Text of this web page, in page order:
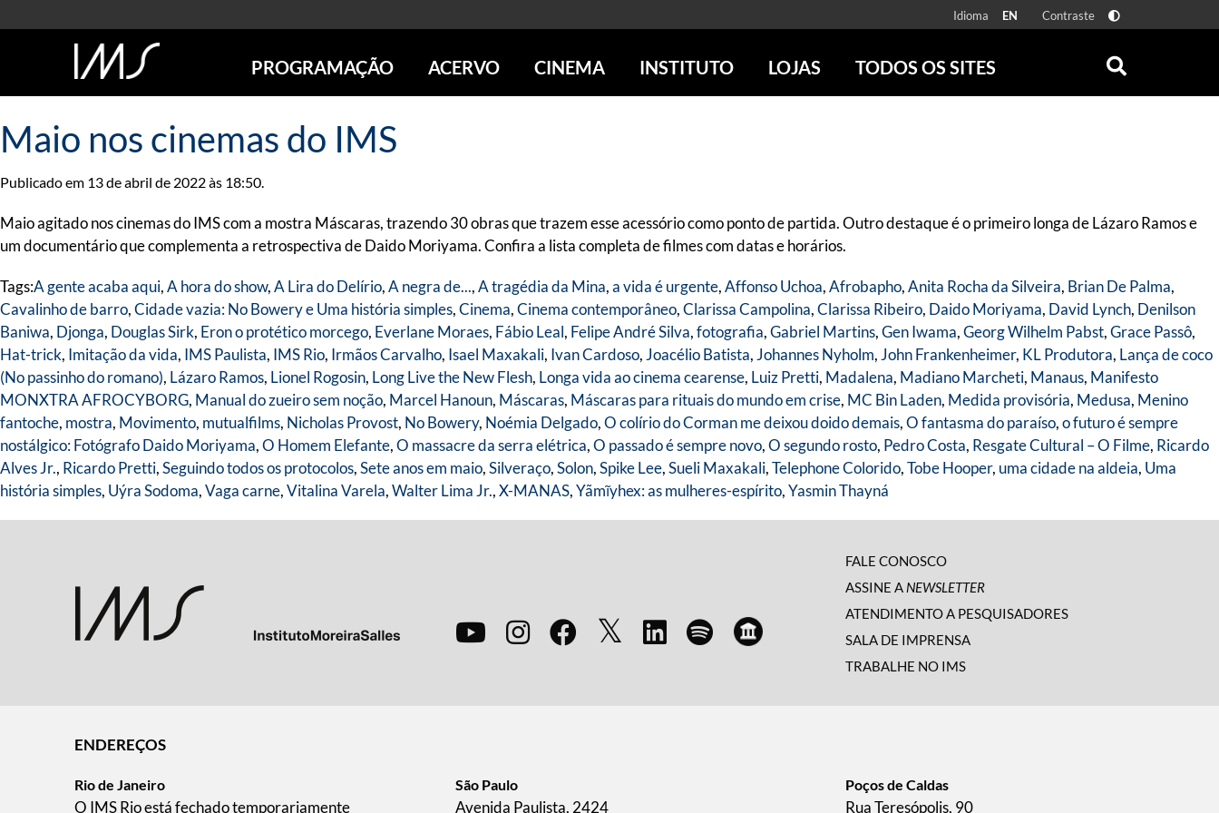
Idioma EN Contraste
PROGRAMAÇÃO
SÃO PAULO
FUTURAS
ANTERIORES
TOURS VIRTUAIS
VISITAS MEDIADAS
ACERVO
BIBLIOTECA DE FOTOGRAFIA
DESTAQUES DE A a Z
PROGRAMA CONVIDA
POR DENTRO DO ACERVO
CINEMA
REVISTAS DE PROGRAMAÇÃO
INSTITUTO
QUEM SOMOS
EDUCAÇÃO
ESCOLA ESCUTA
PUBLICAÇÕES E DVDs
LOJAS TODOS OS SITES
TESTEMUNHA OCULAR
SERROTE
VER TODOS
Maio nos cinemas do IMS
Publicado em 13 de abril de 2022 às 18:50.
Maio agitado nos cinemas do IMS com a mostra Máscaras, trazendo 30 obras que trazem esse acessório como ponto de partida. Outro destaque é o primeiro longa de Lázaro Ramos e
um documentário que complementa a retrospectiva de Daido Moriyama. Confira a lista completa de filmes com datas e horários.
Tags:A gente acaba aqui,A hora do show,A Lira do Delírio,A negra de...,A tragédia da Mina,a vida é urgente,Affonso Uchoa,Afrobapho,Anita Rocha da Silveira, Brian De Palma,
Cavalinho de barro,Cidade vazia: No Bowery e Uma história simples,Cinema,Cinema contemporâneo,Clarissa Campolina,Clarissa Ribeiro, Daido Moriyama, David Lynch, Denilson
Baniwa, Djonga, Douglas Sirk, Eron o protético morcego, Everlane Moraes, Fábio Leal, Felipe André Silva,fotografia,Gabriel Martins,Gen Iwama,Georg Wilhelm Pabst,Grace Passô,
Hat-trick, Imitação da vida, IMS Paulista, IMS Rio, Irmãos Carvalho, Isael Maxakali, Ivan Cardoso, Joacélio Batista, Johannes Nyholm, John Frankenheimer, KL Produtora, Lança de coco
(No passinho do romano), Lázaro Ramos, Lionel Rogosin, Long Live the New Flesh, Longa vida ao cinema cearense, Luiz Pretti, Madalena, Madiano Marcheti, Manaus, Manifesto
MONXTRA AFROCYBORG, Manual do zueiro sem noção, Marcel Hanoun, Máscaras, Máscaras para rituais do mundo em crise, MC Bin Laden, Medida provisória, Medusa, Menino
fantoche, mostra, Movimento, mutualfilms, Nicholas Provost, No Bowery, Noémia Delgado,O colírio do Corman me deixou doido demais,O fantasma do paraíso,o futuro é sempre
nostálgico: Fotógrafo Daido Moriyama,O Homem Elefante,O massacre da serra elétrica,O passado é sempre novo,O segundo rosto, Pedro Costa, Resgate Cultural – O Filme, Ricardo
Alves Jr., Ricardo Pretti,Seguindo todos os protocolos,Sete anos em maio,Silveraço,Solon,Spike Lee,Sueli Maxakali,Telephone Colorido,Tobe Hooper, uma cidade na aldeia, Uma
história simples, Uýra Sodoma,Vaga carne,Vitalina Varela,Walter Lima Jr.,X-MANAS,Yãmĩyhex: as mulheres-espírito,Yasmin Thayná
FALE CONOSCO
ASSINE A NEWSLETTER
ATENDIMENTO A PESQUISADORES
SALA DE IMPRENSA
TRABALHE NO IMS
ENDEREÇOS
Rio de Janeiro
O IMS Rio está fechado temporariamente
São Paulo
Avenida Paulista, 2424
Poços de Caldas
Rua Teresópolis, 90